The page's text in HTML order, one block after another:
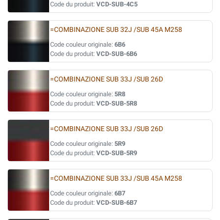
Code du produit: VCD-SUB-4C5
=COMBINAZIONE SUB 32J /SUB 45A M258
Code couleur originale: 6B6
Code du produit: VCD-SUB-6B6
=COMBINAZIONE SUB 33J /SUB 26D
Code couleur originale: 5R8
Code du produit: VCD-SUB-5R8
=COMBINAZIONE SUB 33J /SUB 26D
Code couleur originale: 5R9
Code du produit: VCD-SUB-5R9
=COMBINAZIONE SUB 33J /SUB 45A M258
Code couleur originale: 6B7
Code du produit: VCD-SUB-6B7